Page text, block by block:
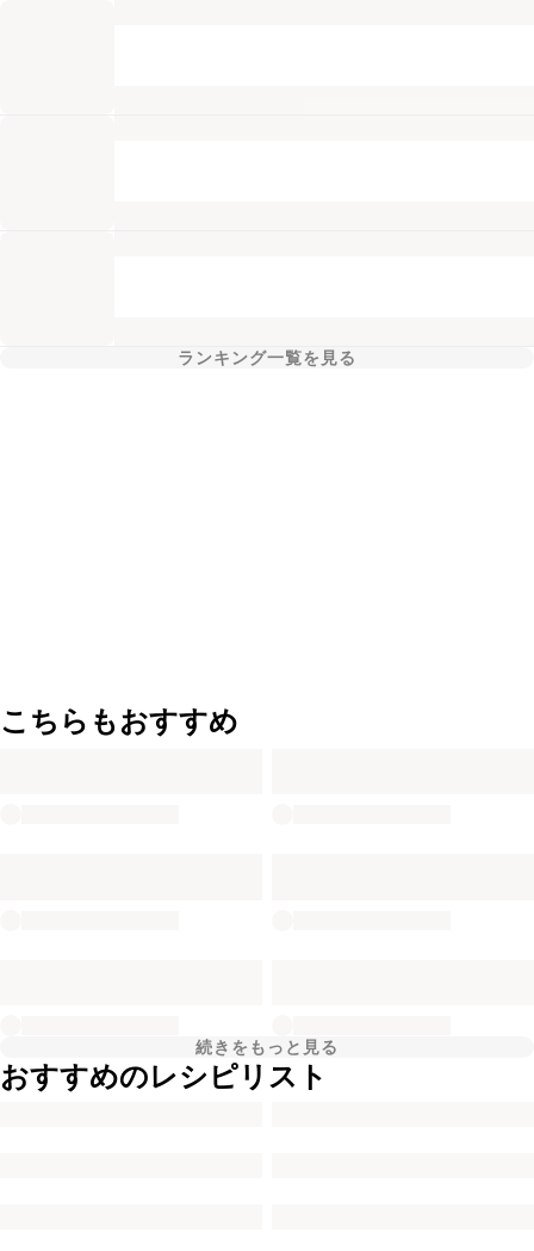
ランキング一覧を見る
こちらもおすすめ
続きをもっと見る
おすすめのレシピリスト